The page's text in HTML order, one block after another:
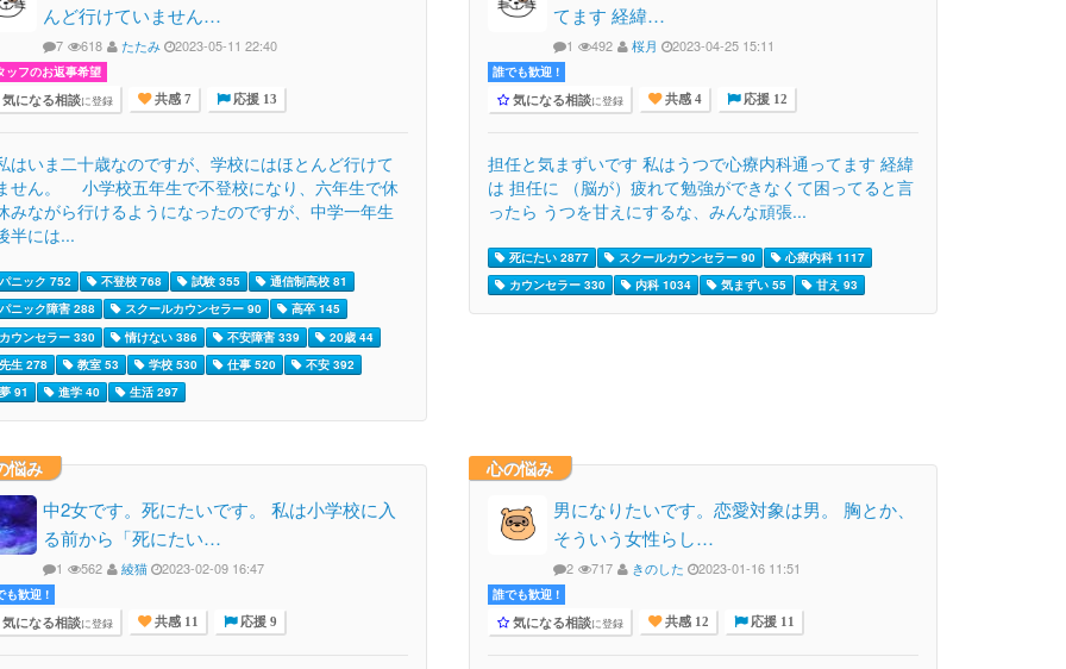
んど行けていません…
7 618 たたみ 2023-05-11 22:40
ッフのお返事希望
気になる相談に登録 共感 7 応援 13
いま二十歳なのですが、学校にはほとんど行けて
せん。 小学校五年生で不登校になり、六年生で休
みながら行けるようになったのですが、中学一年生
半には...
ニック 752 不登校 768 試験 355
通信制高校 81
ニック障害 288
スクールカウンセラー 90
高卒 145
ウンセラー 330
情けない 386 不安障害 339
20歳 44
生 278
教室 53 学校 530 仕事 520
不安 392
91
進学 40 生活 297
てます 経緯…
1 492 桜月 2023-04-25 15:11
誰でも歓迎 !
気になる相談に登録 共感 4 応援 12
担任と気まずいです 私はうつで心療内科通ってます 経緯
は 担任に （脳が）疲れて勉強ができなくて困ってると言
ったら うつを甘えにするな、みんな頑張...
死にたい 2877 スクールカウンセラー 90
心療内科 1117
カウンセラー 330
内科 1034 気まずい 55 甘え 93
悩み
中2女です。死にたいです。 私は小学校に入
る前から「死にたい…
1 562 綾猫 2023-02-09 16:47
も歓迎 !
気になる相談に登録 共感 11 応援 9
心の悩み
男になりたいです。恋愛対象は男。 胸とか、
そういう女性らし…
2 717 きのした 2023-01-16 11:51
誰でも歓迎 !
気になる相談に登録 共感 12 応援 11